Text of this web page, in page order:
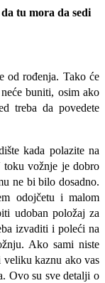
tu mora da sedi
od rođenja. Tako će
buniti, osim ako
treba da povedete
kada polazite na
toku vožnje je dobro
ne bi bilo dosadno.
odojčetu i malom
udoban položaj za
izvaditi i poleći na
Ako sami niste
veliku kaznu ako vas
Ovo su sve detalji o